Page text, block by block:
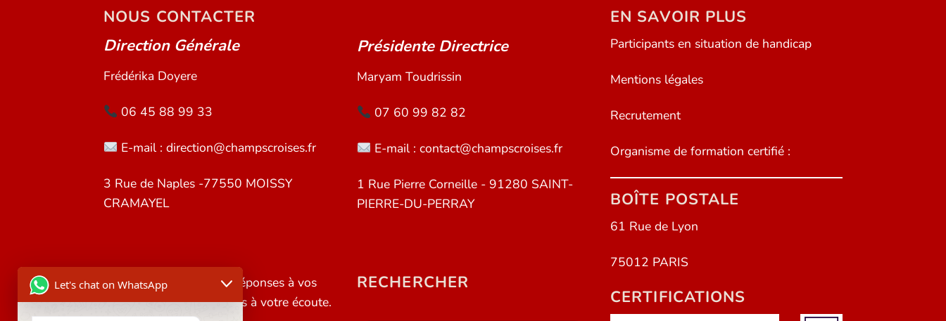
NOUS CONTACTER
Direction Générale
Frédérika Doyere
06 45 88 99 33
E-mail : direction@champscroises.fr
3 Rue de Naples -77550 MOISSY
CRAMAYEL
Vous ne trouvez pas de réponses à vos
questions ? Nous sommes à votre écoute.
Présidente Directrice
Maryam Toudrissin
07 60 99 82 82
E-mail : contact@champscroises.fr
1 Rue Pierre Corneille - 91280 SAINT-
PIERRE-DU-PERRAY
RECHERCHER
EN SAVOIR PLUS
Participants en situation de handicap
Mentions légales
Recrutement
Organisme de formation certifié :
BOÎTE POSTALE
61 Rue de Lyon
75012 PARIS
CERTIFICATIONS
Let's chat on WhatsApp